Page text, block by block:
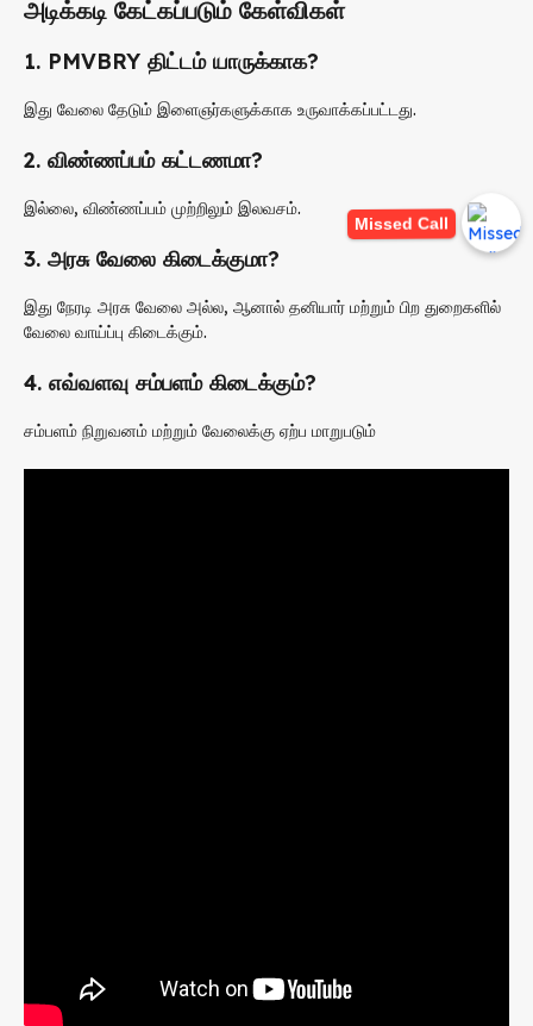
Missed Call
அடிக்கடி கேட்கப்படும் கேள்விகள்
1. PMVBRY திட்டம் யாருக்காக?
இது வேலை தேடும் இளைஞர்களுக்காக உருவாக்கப்பட்டது.
2. விண்ணப்பம் கட்டணமா?
இல்லை, விண்ணப்பம் முற்றிலும் இலவசம்.
3. அரசு வேலை கிடைக்குமா?
இது நேரடி அரசு வேலை அல்ல, ஆனால் தனியார் மற்றும் பிற துறைகளில்
வேலை வாய்ப்பு கிடைக்கும்.
4. எவ்வளவு சம்பளம் கிடைக்கும்?
சம்பளம் நிறுவனம் மற்றும் வேலைக்கு ஏற்ப மாறுபடும்